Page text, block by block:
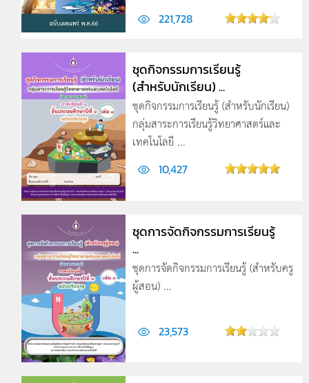
221,728
ชุดกิจกรรมการเรียนรู้
(สำหรับนักเรียน) ...
ชุดกิจกรรมการเรียนรู้ (สำหรับนักเรียน)
กลุ่มสาระการเรียนรู้วิทยาศาสตร์และ
เทคโนโลยี ...
10,427
ชุดการจัดกิจกรรมการเรียนรู้
...
ชุดการจัดกิจกรรมการเรียนรู้ (สำหรับครู
ผู้สอน) ...
23,573